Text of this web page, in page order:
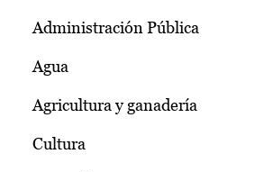
Administración Pública
Agua
Agricultura y ganadería
Cultura